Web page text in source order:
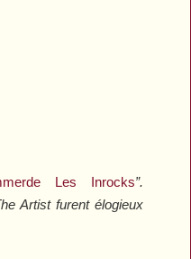
Les Inrocks”.
Artistfurent élogieux